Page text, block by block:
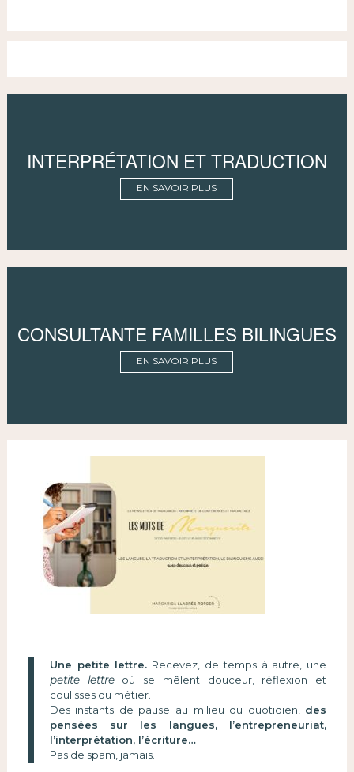
INTERPRÉTATION ET TRADUCTION
EN SAVOIR PLUS
CONSULTANTE FAMILLES BILINGUES
EN SAVOIR PLUS
Une petite lettre. Recevez, de temps à autre, une
petite lettreoù se mêlent douceur, réflexion et
coulisses du métier.
Des instants de pause au milieu du quotidien, des
pensées sur les langues, l’entrepreneuriat,
l’interprétation, l’écriture…
Pas de spam, jamais.